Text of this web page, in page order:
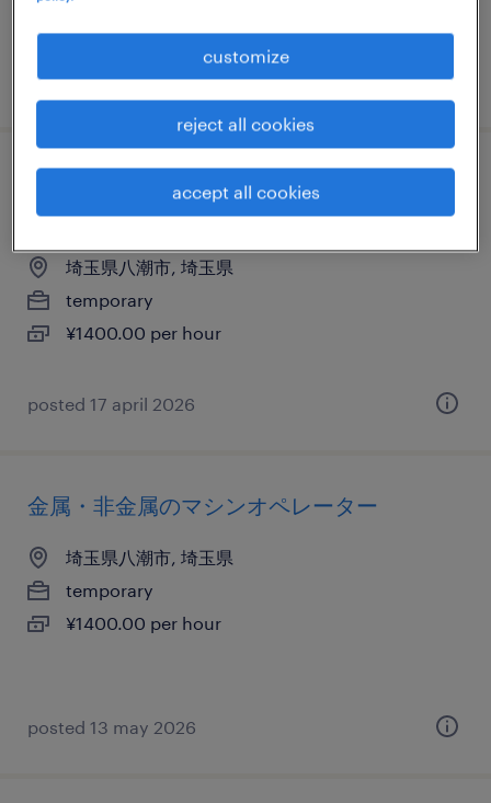
posted 6 march 2026
金属・非金属の組立・部品加工、検査、マ
シンオペレーター
埼玉県八潮市, 埼玉県
temporary
¥1400.00 per hour
posted 17 april 2026
金属・非金属のマシンオペレーター
埼玉県八潮市, 埼玉県
temporary
¥1400.00 per hour
posted 13 may 2026
customize
reject all cookies
accept all cookies